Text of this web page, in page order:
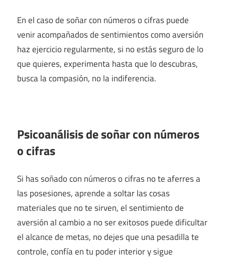
En el caso de soñar con números o cifras puede
venir acompañados de sentimientos como aversión
haz ejercicio regularmente, si no estás seguro de lo
que quieres, experimenta hasta que lo descubras,
busca la compasión, no la indiferencia.
Psicoanálisis de soñar con números
o cifras
Si has soñado con números o cifras no te aferres a
las posesiones, aprende a soltar las cosas
materiales que no te sirven, el sentimiento de
aversión al cambio a no ser exitosos puede dificultar
el alcance de metas, no dejes que una pesadilla te
controle, confía en tu poder interior y sigue